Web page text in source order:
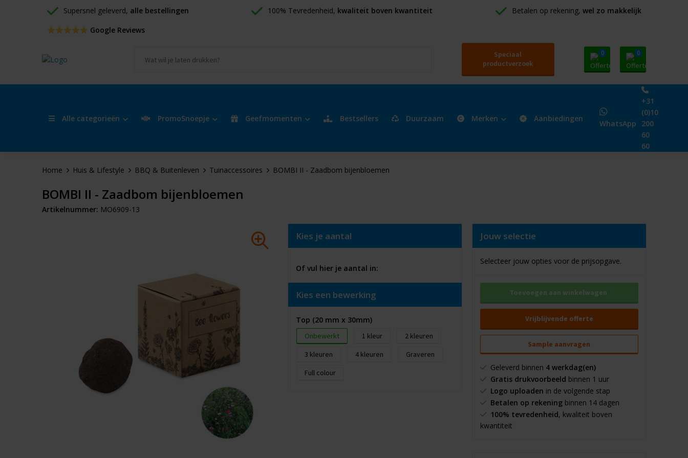
Supersnel geleverd, alle bestellingen 100% Tevredenheid, kwaliteit boven kwantiteit Betalen op rekening, wel zo makkelijk
Google Reviews
Speciaal
productverzoek
0 0
Alle categorieën PromoSnoepje Geefmomenten Bestsellers Duurzaam Merken Aanbiedingen
WhatsApp
+31
(0)10
200
60
60
Home Huis & Lifestyle BBQ & Buitenleven Tuinaccessoires BOMBI II - Zaadbom bijenbloemen
BOMBI II - Zaadbom bijenbloemen
Artikelnummer: MO6909-13
Kies je aantal
Of vul hier je aantal in:
Kies een bewerking
Top (20 mm x 30mm)
Onbewerkt 1
2
3
4
Graveren
Full colour
Jouw selectie
Selecteer jouw opties voor de prijsopgave.
Toevoegen aan winkelwagen
Vrijblijvende offerte
Sample aanvragen
Geleverd binnen 4 werkdag(en)
Gratis drukvoorbeeld binnen 1 uur
Logo uploaden in de volgende stap
Betalen op rekeningbinnen 14 dagen
100% tevredenheid, kwaliteit boven
kwantiteit